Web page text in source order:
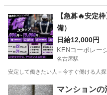
金山駅 仕分
【急募🔥安定
備）
日給12,000円
KENコーポレー
名古屋駅
安定して働きたい人＋今すぐ働ける人
愛知 名古屋市 名古屋駅
マンションの